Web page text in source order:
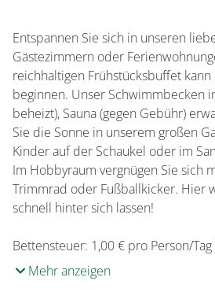
Entspannen Sie sich in unseren
Gästezimmern oder
reichhaltigen Frühstücksbuffet
beginnen. Unser Schwimmbecken
beheizt), Sauna (gegen Gebühr)
Sie die Sonne in unserem großen
Kinder auf der Schaukel oder im
Im Hobbyraum vergnügen Sie sich
Trimmrad oder Fußballkicker. Hier
schnell hinter sich lassen!
Bettensteuer: 1,00 € pro Person/
Mehr anzeigen